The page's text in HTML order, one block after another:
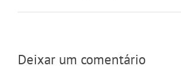
Deixar um comentário